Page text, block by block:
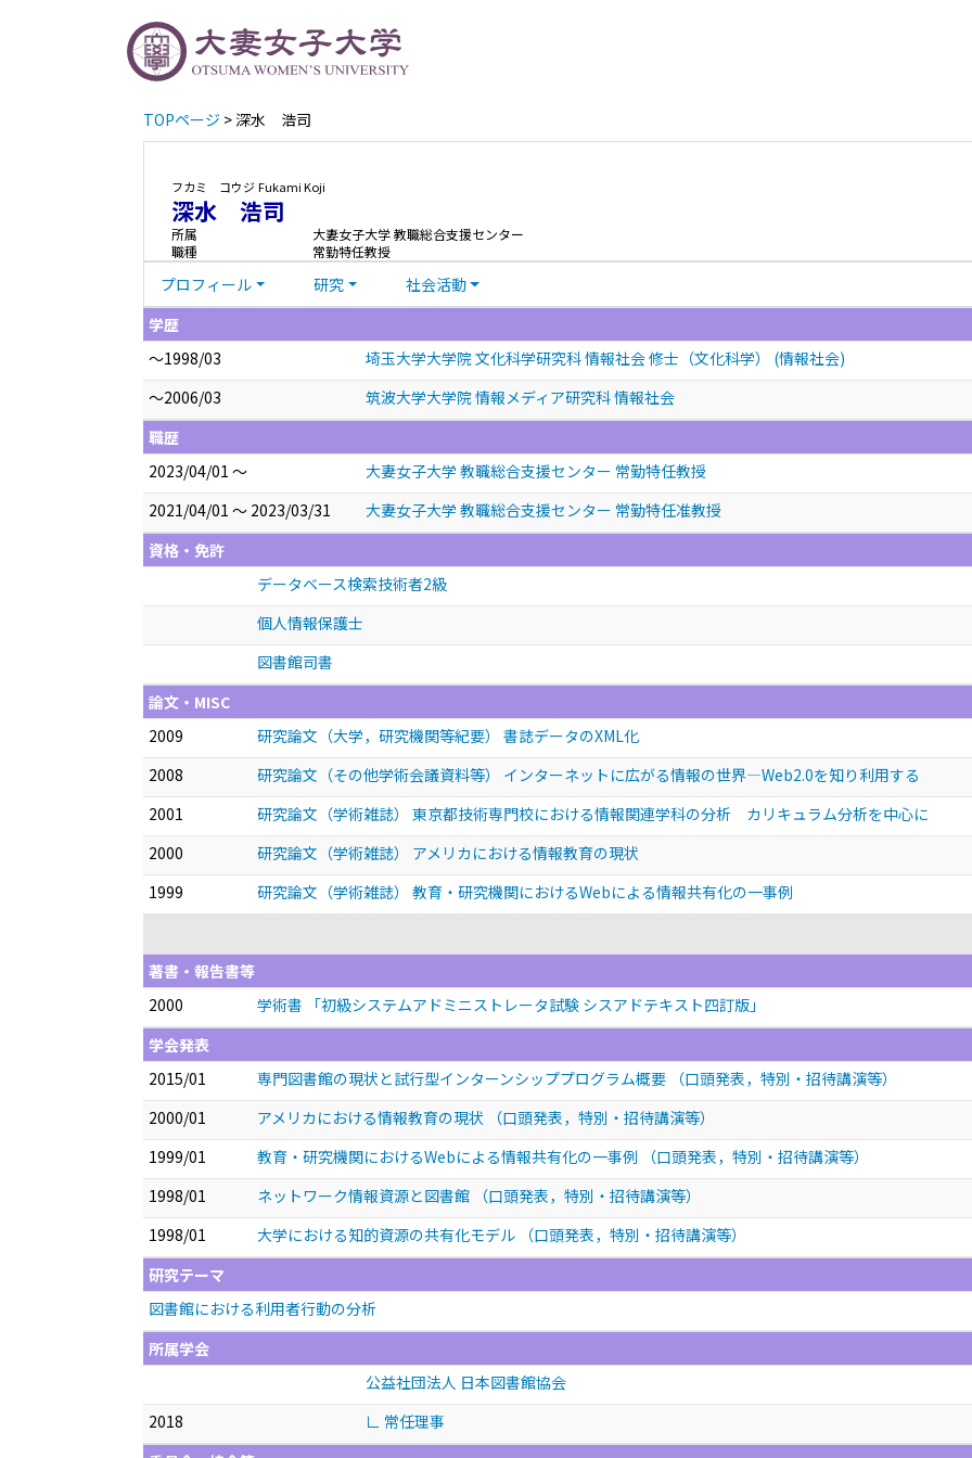
TOPページ > 深水 浩司
フカミ コウジFukami Koji
深水 浩司
所属
大妻女子大学 教職総合支援センター
職種
常勤特任教授
プロフィール 研究
社会活動
学歴
～1998/03
埼玉大学大学院 文化科学研究科 情報社会 修士（文化科学） (情報社会)
～2006/03
筑波大学大学院 情報メディア研究科 情報社会
職歴
2023/04/01 ～
大妻女子大学 教職総合支援センター 常勤特任教授
2021/04/01 ～ 2023/03/31
大妻女子大学 教職総合支援センター 常勤特任准教授
資格・免許
データベース検索技術者2級
個人情報保護士
図書館司書
論文・MISC
2009
研究論文（大学，研究機関等紀要） 書誌データのXML化
2008
研究論文（その他学術会議資料等） インターネットに広がる情報の世界—Web2.0を知り利用する
2001
研究論文（学術雑誌） 東京都技術専門校における情報関連学科の分析 カリキュラム分析を中心に
2000
研究論文（学術雑誌） アメリカにおける情報教育の現状
1999
研究論文（学術雑誌） 教育・研究機関におけるWebによる情報共有化の一事例
著書・報告書等
2000
学術書 「初級システムアドミニストレータ試験 シスアドテキスト四訂版」
学会発表
2015/01
専門図書館の現状と試行型インターンシッププログラム概要
（口頭発表，特別・招待講演等）
2000/01
アメリカにおける情報教育の現状
（口頭発表，特別・招待講演等）
1999/01
教育・研究機関におけるWebによる情報共有化の一事例
（口頭発表，特別・招待講演等）
1998/01
ネットワーク情報資源と図書館
（口頭発表，特別・招待講演等）
1998/01
大学における知的資源の共有化モデル
（口頭発表，特別・招待講演等）
研究テーマ
図書館における利用者行動の分析
所属学会
公益社団法人 日本図書館協会
2018
∟ 常任理事